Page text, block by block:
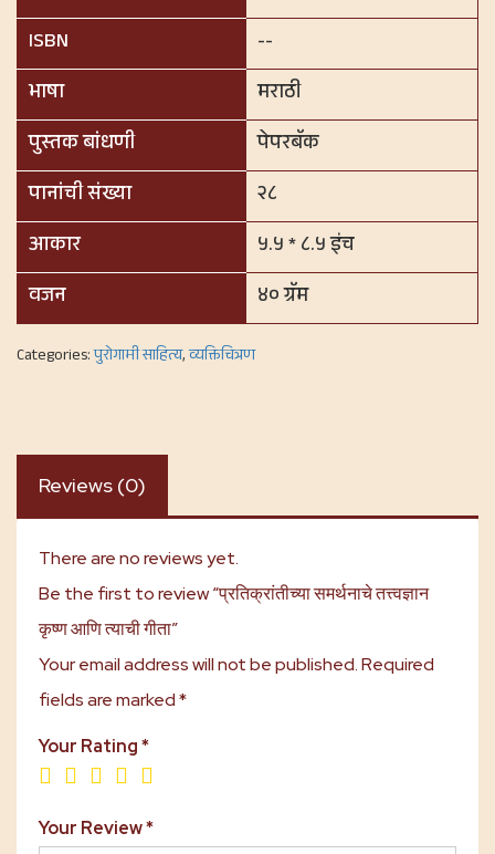
ISBN
--
भाषा
मराठी
पुस्तक बांधणी
पेपरबॅक
पानांची संख्या
२८
आकार
५.५ * ८.५ इंच
वजन
४० ग्रॅम
Categories:पुरोगामी साहित्य,व्यक्तिचित्रण
Reviews (0)
There are no reviews yet.
Be the first to review “प्रतिक्रांतीच्या समर्थनाचे तत्त्वज्ञान
कृष्ण आणि त्याची गीता”
Your email address will not be published.Required
fields are marked*
Your Rating*
Your Review*